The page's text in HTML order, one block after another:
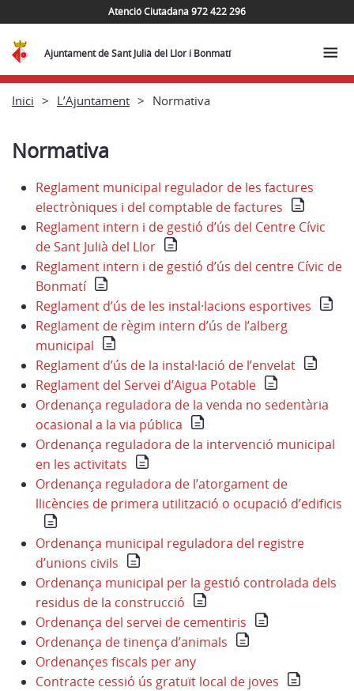
Atenció Ciutadana 972 422 296
Ajuntament de Sant Julià del Llor i Bonmatí
Inici L’Ajuntament Normativa
Normativa
Reglament municipal regulador de les factures
electròniques i del comptable de factures
Reglament intern i de gestió d’ús del Centre Cívic
de Sant Julià del Llor
Reglament intern i de gestió d’ús del centre Cívic de
Bonmatí
Reglament d’ús de les instal·lacions esportives
Reglament de règim intern d’ús de l’alberg
municipal
Reglament d’ús de la instal·lació de l’envelat
Reglament del Servei d’Aigua Potable
Ordenança reguladora de la venda no sedentària
ocasional a la via pública
Ordenança reguladora de la intervenció municipal
en les activitats
Ordenança reguladora de l’atorgament de
llicències de primera utilització o ocupació d’edificis
Ordenança municipal reguladora del registre
d’unions civils
Ordenança municipal per la gestió controlada dels
residus de la construcció
Ordenança del servei de cementiris
Ordenança de tinença d’animals
Ordenançes fiscals per any
Contracte cessió ús gratuït local de joves